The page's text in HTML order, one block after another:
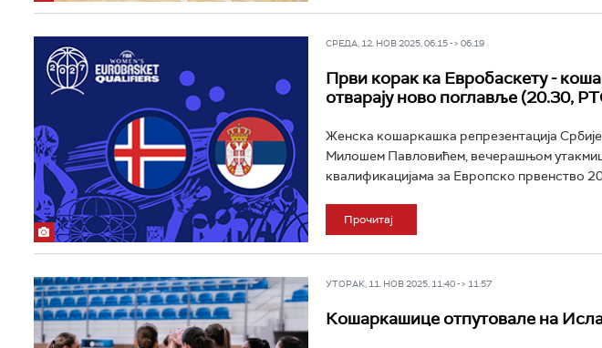
СРЕДА, 12. НОВ 2025, 06:15 -> 06:19
Први корак ка Евробаскету -
отварају ново поглавље (20.30,
Женска кошаркашка репрезентација
Милошем Павловићем, вечерашњом
квалификацијама за Европско првенство
Прочитај
УТОРАК, 11. НОВ 2025, 11:40 -> 11:57
Кошаркашице отпутовале на